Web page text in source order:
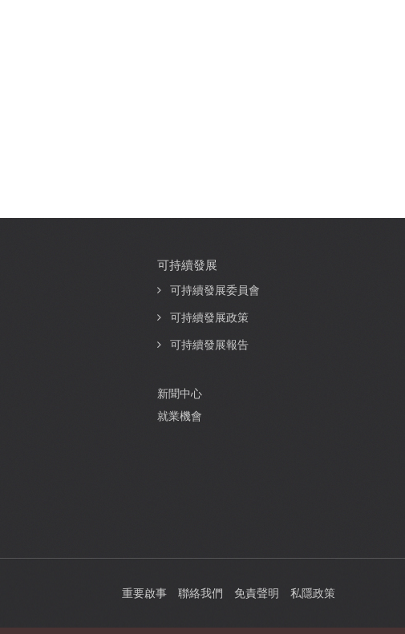
可持續發展
可持續發展委員會
可持續發展政策
可持續發展報告
新聞中心
就業機會
重要啟事 聯絡我們 免責聲明 私隱政策